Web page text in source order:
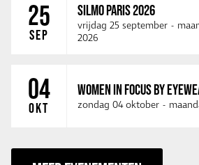
25
SEP
SILMO PARIS 2026
vrijdag 25 september -
2026
04
OKT
WOMEN IN FOCUS BY
zondag 04 oktober -